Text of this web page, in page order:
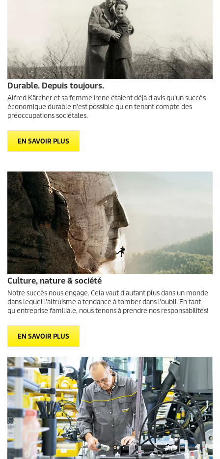
Durable. Depuis toujours.
Alfred Kärcher et sa femme Irene étaient déjà d'avis qu'un succès
économique durable n'est possible qu'en tenant compte des
préoccupations sociétales.
EN SAVOIR PLUS
Culture, nature & société
Notre succès nous engage. Cela vaut d'autant plus dans un monde
dans lequel l'altruisme a tendance à tomber dans l'oubli. En tant
qu'entreprise familiale, nous tenons à prendre nos responsabilités!
EN SAVOIR PLUS